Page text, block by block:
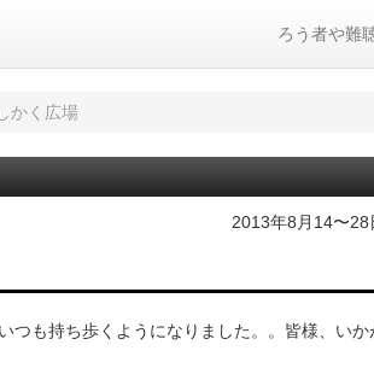
ろう者や難
かく広場
2013年8月14〜28
つも持ち歩くようになりました。。皆様、いか